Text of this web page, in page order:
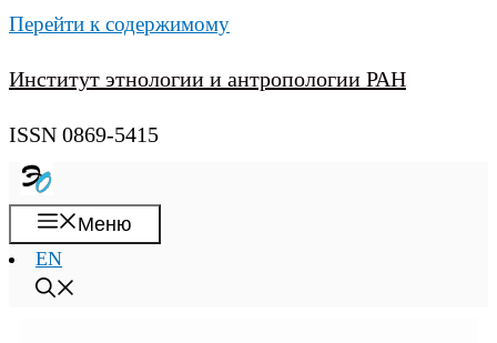
Перейти к содержимому
Институт этнологии и антропологии РАН
ISSN 0869-5415
Меню
EN